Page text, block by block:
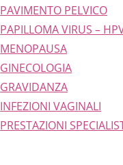
PAVIMENTO PELVICO
PAPILLOMA VIRUS –
MENOPAUSA
GINECOLOGIA
GRAVIDANZA
INFEZIONI VAGINALI
PRESTAZIONI